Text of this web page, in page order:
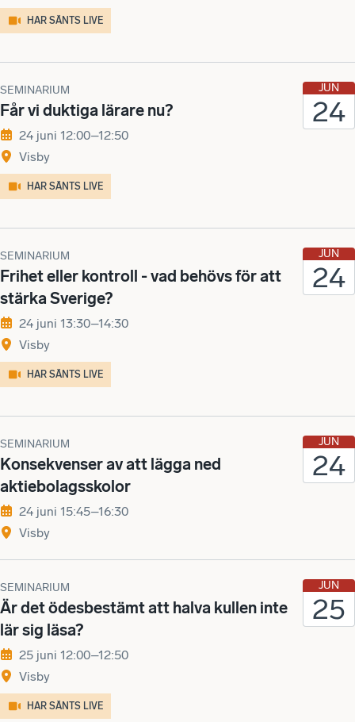
HAR SÄNTS LIVE
SEMINARIUM
Får vi duktiga lärare nu?
24 juni 12:00–12:50
Visby
HAR SÄNTS LIVE
JUN
24
SEMINARIUM
Frihet eller kontroll - vad behövs för att
stärka Sverige?
24 juni 13:30–14:30
Visby
HAR SÄNTS LIVE
JUN
24
SEMINARIUM
Konsekvenser av att lägga ned
aktiebolagsskolor
24 juni 15:45–16:30
Visby
JUN
24
SEMINARIUM
Är det ödesbestämt att halva kullen inte
lär sig läsa?
25 juni 12:00–12:50
Visby
HAR SÄNTS LIVE
JUN
25